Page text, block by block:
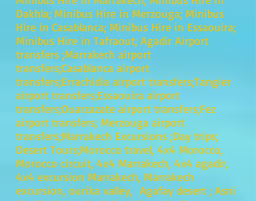
Dakhla; Minibus Hire in Merzouga; Minibus
Hire in Casablanca; Minibus Hire in Essaouira;
Minibus Hire in Tafraout; Agadir Airport
transfers ;Marrakech airport
transfers;Casablanca airport
transfers;Errachidia airport transfers;Tangier
airport transfers;Essaouira airport
transfers;Ouarzazate airport transfers;Fez
airport transfers; Merzouga airport
transfers;Marrakech Excursions ;Day trips;
Desert Tours;Morocco travel, 4x4 Morocco,
Morocco circuit, 4x4 Marrakech, 4x4 agadir,
4x4 excursion Marrakech, Marrakech
excursion, ourika valley, Agafay desert ; Asni